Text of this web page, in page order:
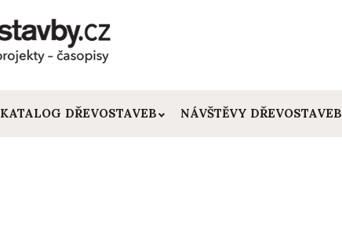
KATALOG DŘEVOSTAVEB NÁVŠTĚVY DŘEVOSTAVEB